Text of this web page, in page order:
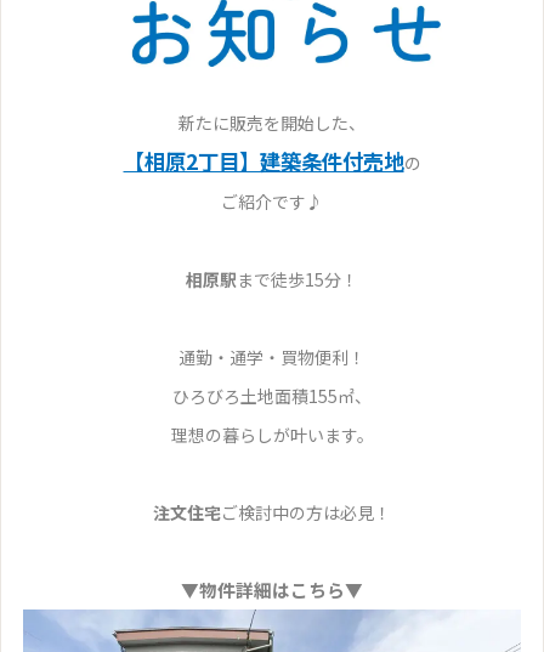
新たに販売を開始した、
【相原2丁目】建築条件付売地の
ご紹介です♪
相原駅まで徒歩15分！
通勤・通学・買物便利！
ひろびろ土地面積155㎡、
理想の暮らしが叶います。
注文住宅ご検討中の方は必見！
▼物件詳細はこちら▼